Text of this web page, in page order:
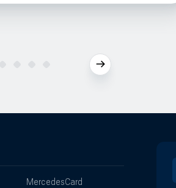
MercedesCard